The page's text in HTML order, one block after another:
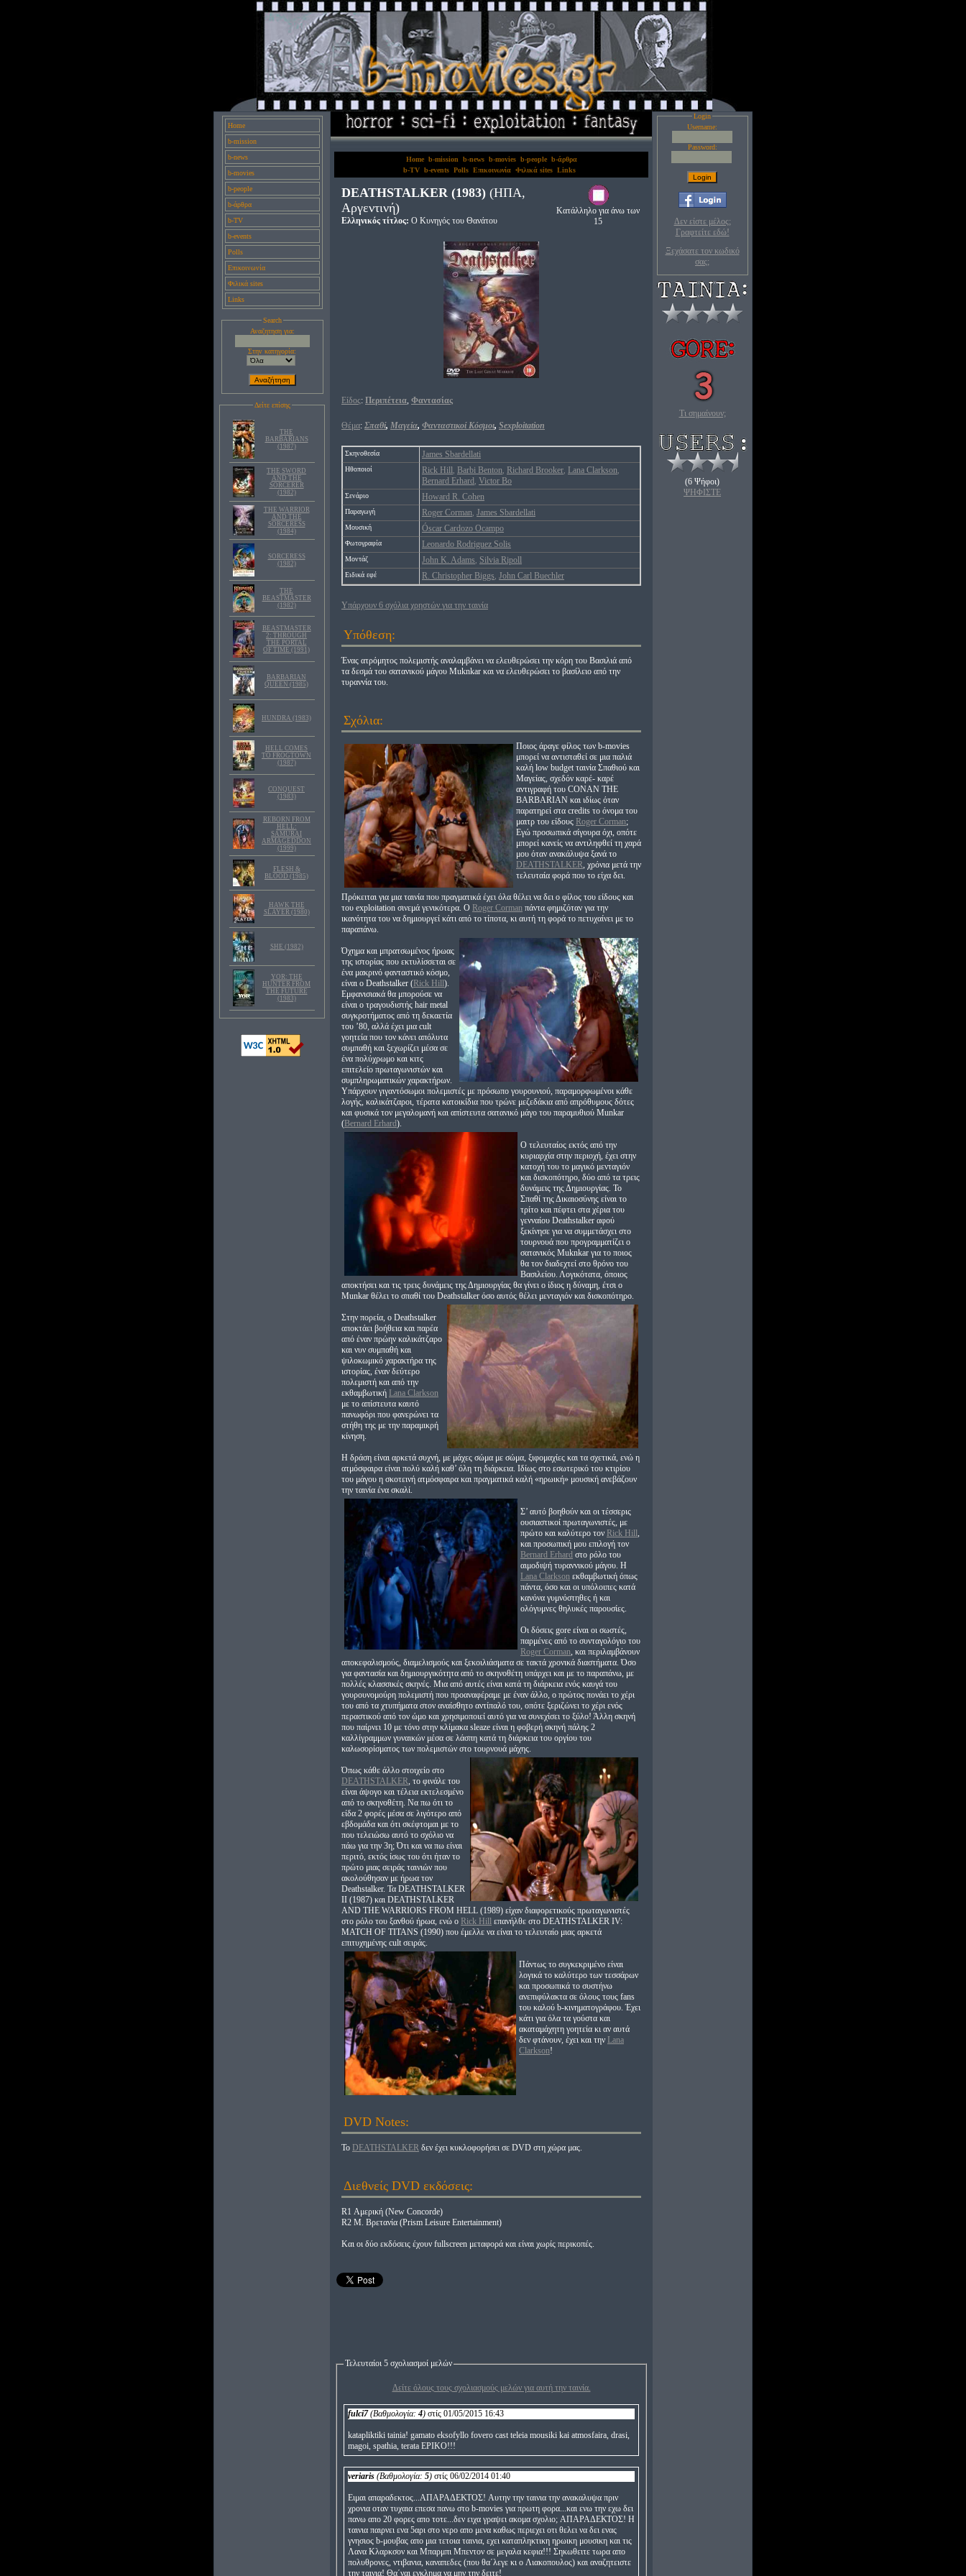
Home
b-mission
b-news
b-movies
b-people
b-άρθρα
b-TV
b-events
Polls
Επικοινωνία
Φιλικά sites
Links
Search
Αναζητηση για:
Στην κατηγορία:
Δείτε επίσης
THE
BARBARIANS
(1987)
THE SWORD
AND THE
SORCERER
(1982)
THE WARRIOR
AND THE
SORCERESS
(1984)
SORCERESS
(1982)
THE
BEASTMASTER
(1982)
BEASTMASTER
2: THROUGH
THE PORTAL
OF TIME (1991)
BARBARIAN
QUEEN (1985)
HUNDRA (1983)
HELL COMES
TO FROGTOWN
(1987)
CONQUEST
(1983)
REBORN FROM
HELL:
SAMURAI
ARMAGEDDON
(1999)
FLESH &
BLOOD (1985)
HAWK THE
SLAYER (1980)
SHE (1982)
YOR: THE
HUNTER FROM
THE FUTURE
(1983)
Home b-mission b-news b-movies b-people b-άρθρα
b-TV b-events Polls Επικοινωνία Φιλικά sites Links
DEATHSTALKER (1983) (ΗΠΑ,
Αργεντινή)
Ελληνικός τίτλος: Ο Κυνηγός του Θανάτου
Κατάλληλο για άνω των
15
Είδος: Περιπέτεια, Φαντασίας
Θέμα: Σπαθί, Μαγεία, Φανταστικοί Κόσμοι, Sexploitation
Σκηνοθεσία James Sbardellati
Ηθοποιοί Rick Hill Barbi Benton Richard Brooker Lana Clarkson
Bernard Erhard Victor Bo
Σενάριο Howard R. Cohen
Παραγωγή Roger Corman James Sbardellati
Μουσική Óscar Cardozo Ocampo
Φωτογραφία Leonardo Rodriguez Solis
Μοντάζ John K. Adams Silvia Ripoll
Ειδικά εφέ R. Christopher Biggs John Carl Buechler
Υπάρχουν 6 σχόλια χρηστών για την ταινία
Υπόθεση:
Ένας ατρόμητος πολεμιστής αναλαμβάνει να ελευθερώσει την κόρη του Βασιλιά από
τα δεσμά του σατανικού μάγου Muknkar και να ελευθερώσει το βασίλειο από την
τυραννία του.
Σχόλια:
Ποιος άραγε φίλος των b-movies
μπορεί να αντισταθεί σε μια παλιά
καλή low budget ταινία Σπαθιού και
Μαγείας, σχεδόν καρέ- καρέ
αντιγραφή του CONAN THE
BARBARIAN και ιδίως όταν
παρατηρεί στα credits το όνομα του
μαιτρ του είδους Roger Corman;
Εγώ προσωπικά σίγουρα όχι, οπότε
μπορεί κανείς να αντιληφθεί τη χαρά
μου όταν ανακάλυψα ξανά το
DEATHSTALKER, χρόνια μετά την
τελευταία φορά που το είχα δει.
Πρόκειται για μια ταινία που πραγματικά έχει όλα θέλει να δει ο φίλος του είδους και
του exploitation σινεμά γενικότερα. Ο Roger Corman πάντα φημιζόταν για την
ικανότητα του να δημιουργεί κάτι από το τίποτα, κι αυτή τη φορά το πετυχαίνει με το
παραπάνω.
Όχημα και μπρατσωμένος ήρωας
της ιστορίας που εκτυλίσσεται σε
ένα μακρινό φανταστικό κόσμο,
είναι ο Deathstalker (Rick Hill).
Εμφανισιακά θα μπορούσε να
είναι ο τραγουδιστής hair metal
συγκροτήματος από τη δεκαετία
του ’80, αλλά έχει μια cult
γοητεία που τον κάνει απόλυτα
συμπαθή και ξεχωρίζει μέσα σε
ένα πολύχρωμο και κιτς
επιτελείο πρωταγωνιστών και
συμπληρωματικών χαρακτήρων.
Υπάρχουν γιγαντόσωμοι πολεμιστές με πρόσωπο γουρουνιού, παραμορφωμένοι κάθε
λογής, καλικάτζαροι, τέρατα κατοικίδια που τρώνε μεζεδάκια από απρόθυμους δότες
και φυσικά τον μεγαλομανή και απίστευτα σατανικό μάγο του παραμυθιού Munkar
(Bernard Erhard).
Ο τελευταίος εκτός από την
κυριαρχία στην περιοχή, έχει στην
κατοχή του το μαγικό μενταγιόν
και δισκοπότηρο, δύο από τα τρεις
δυνάμεις της Δημιουργίας. Το
Σπαθί της Δικαιοσύνης είναι το
τρίτο και πέφτει στα χέρια του
γενναίου Deathstalker αφού
ξεκίνησε για να συμμετάσχει στο
τουρνουά που προγραμματίζει ο
σατανικός Muknkar για το ποιος
θα τον διαδεχτεί στο θρόνο του
Βασιλείου. Λογικότατα, όποιος
αποκτήσει και τις τρεις δυνάμεις της Δημιουργίας θα γίνει ο ίδιος η δύναμη, έτσι ο
Munkar θέλει το σπαθί του Deathstalker όσο αυτός θέλει μενταγιόν και δισκοπότηρο.
Στην πορεία, ο Deathstalker
αποκτάει βοήθεια και παρέα
από έναν πρώην καλικάτζαρο
και νυν συμπαθή και
ψιλοκωμικό χαρακτήρα της
ιστορίας, έναν δεύτερο
πολεμιστή και από την
εκθαμβωτική Lana Clarkson
με το απίστευτα καυτό
πανωφόρι που φανερώνει τα
στήθη της με την παραμικρή
κίνηση.
Η δράση είναι αρκετά συχνή, με μάχες σώμα με σώμα, ξιφομαχίες και τα σχετικά, ενώ η
ατμόσφαιρα είναι πολύ καλή καθ’ όλη τη διάρκεια. Ιδίως στο εσωτερικό του κτιρίου
του μάγου η σκοτεινή ατμόσφαιρα και πραγματικά καλή «ηρωική» μουσική ανεβάζουν
την ταινία ένα σκαλί.
Σ’ αυτό βοηθούν και οι τέσσερις
ουσιαστικοί πρωταγωνιστές, με
πρώτο και καλύτερο τον Rick Hill,
και προσωπική μου επιλογή τον
Bernard Erhard στο ρόλο του
αιμοδιψή τυραννικού μάγου. Η
Lana Clarkson εκθαμβωτική όπως
πάντα, όσο και οι υπόλοιπες κατά
κανόνα γυμνόστηθες ή και
ολόγυμνες θηλυκές παρουσίες.
Οι δόσεις gore είναι οι σωστές,
παρμένες από το συνταγολόγιο του
Roger Corman, και περιλαμβάνουν
αποκεφαλισμούς, διαμελισμούς και ξεκοιλιάσματα σε τακτά χρονικά διαστήματα. Όσο
για φαντασία και δημιουργικότητα από το σκηνοθέτη υπάρχει και με το παραπάνω, με
πολλές κλασσικές σκηνές. Μια από αυτές είναι κατά τη διάρκεια ενός καυγά του
γουρουνομούρη πολεμιστή που προαναφέραμε με έναν άλλο, ο πρώτος πονάει το χέρι
του από τα χτυπήματα στον αναίσθητο αντίπαλό του, οπότε ξεριζώνει το χέρι ενός
περαστικού από τον ώμο και χρησιμοποιεί αυτό για να συνεχίσει το ξύλο! Άλλη σκηνή
που παίρνει 10 με τόνο στην κλίμακα sleaze είναι η φοβερή σκηνή πάλης 2
καλλίγραμμων γυναικών μέσα σε λάσπη κατά τη διάρκεια του οργίου του
καλωσορίσματος των πολεμιστών στο τουρνουά μάχης.
Όπως κάθε άλλο στοιχείο στο
DEATHSTALKER, το φινάλε του
είναι άψογο και τέλεια εκτελεσμένο
από το σκηνοθέτη. Να πω ότι το
είδα 2 φορές μέσα σε λιγότερο από
εβδομάδα και ότι σκέφτομαι με το
που τελειώσω αυτό το σχόλιο να
πάω για την 3η; Ότι και να πω είναι
περιτό, εκτός ίσως του ότι ήταν το
πρώτο μιας σειράς ταινιών που
ακολούθησαν με ήρωα τον
Deathstalker. Τα DEATHSTALKER
II (1987) και DEATHSTALKER
AND THE WARRIORS FROM HELL (1989) είχαν διαφορετικούς πρωταγωνιστές
στο ρόλο του ξανθού ήρωα, ενώ ο Rick Hill επανήλθε στο DEATHSTALKER IV:
MATCH OF TITANS (1990) που έμελλε να είναι το τελευταίο μιας αρκετά
επιτυχημένης cult σειράς.
Πάντως το συγκεκριμένο είναι
λογικά το καλύτερο των τεσσάρων
και προσωπικά το συστήνω
ανεπιφύλακτα σε όλους τους fans
του καλού b-κινηματογράφου. Έχει
κάτι για όλα τα γούστα και
ακαταμάχητη γοητεία κι αν αυτά
δεν φτάνουν, έχει και την Lana
Clarkson!
DVD Notes:
Το DEATHSTALKER δεν έχει κυκλοφορήσει σε DVD στη χώρα μας.
Διεθνείς DVD εκδόσεις:
R1 Αμερική (New Concorde)
R2 Μ. Βρετανία (Prism Leisure Entertainment)
Και οι δύο εκδόσεις έχουν fullscreen μεταφορά και είναι χωρίς περικοπές.
Τελευταίοι 5 σχολιασμοί μελών
Δείτε όλους τους σχολιασμούς μελών για αυτή την ταινία.
fulci7(Βαθμολογία: 4) στίς 01/05/2015 16:43
katapliktiki tainia! gamato eksofyllo fovero cast teleia mousiki kai atmosfaira, drasi,
magoi, spathia, terata EPIKO!!!
veriaris (Βαθμολογία: 5) στίς 06/02/2014 01:40
Ειμαι απαραδεκτος...ΑΠΑΡΑΔΕΚΤΟΣ! Αυτην την ταινια την ανακαλυψα πριν
χρονια οταν τυχαια επεσα πανω στο b-movies για πρωτη φορα...και ενω την εχω δει
πανω απο 20 φορες απο τοτε...δεν ειχα γραψει ακομα σχολιο; ΑΠΑΡΑΔΕΚΤΟΣ! Η
ταινια παιρνει ενα 5αρι στο νερο απο μενα καθως περιεχει οτι θελει να δει ενας
γνησιος b-μουβας απο μια τετοια ταινια, εχει καταπληκτικη ηρωικη μουσικη και τις
Λανα Κλαρκσον και Μπαρμπι Μπεντον σε μεγαλα κεφια!!! Σηκωθειτε τωρα απο
πολυθρονες, ντιβανια, καναπεδες (που θα΄λεγε κι ο Λιακοπουλος) και αναζητειστε
την ταινια! Θα΄ναι εγκλημα να μην την δειτε!
Login
Username:
Password:
Δεν είστε μέλος;
Γραφτείτε εδώ!
Ξεχάσατε τον κωδικό
σας;
Τι σημαίνουν;
(6 Ψήφοι)
ΨΗΦΙΣΤΕ